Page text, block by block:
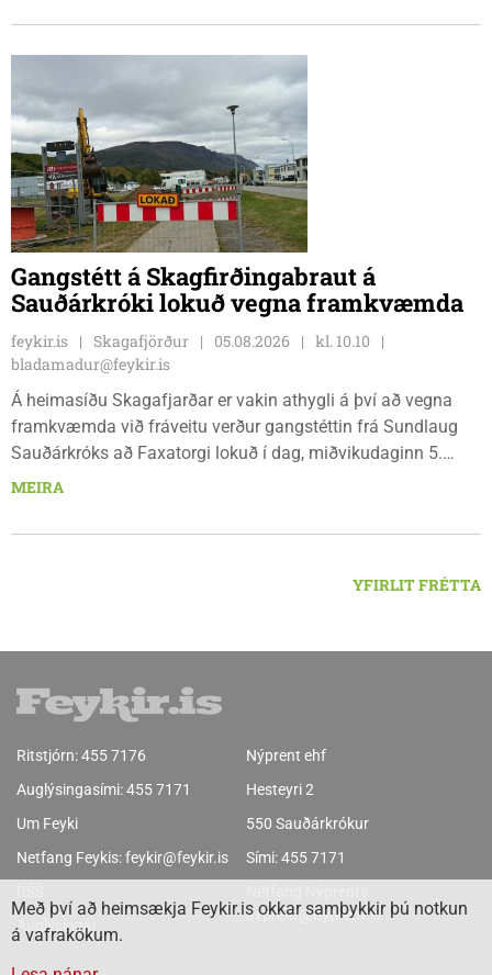
Gangstétt á Skagfirðingabraut á
Sauðárkróki lokuð vegna framkvæmda
feykir.is Skagafjörður 05.08.2026
kl. 10.10
bladamadur@feykir.is
Á heimasíðu Skagafjarðar er vakin athygli á því að vegna
framkvæmda við fráveitu verður gangstéttin frá Sundlaug
Sauðárkróks að Faxatorgi lokuð í dag, miðvikudaginn 5.
ágúst, og á morgun, fimmtudaginn 6. ágúst.
MEIRA
YFIRLIT FRÉTTA
Ritstjórn:455 7176
Auglýsingasími:455 7171
Um Feyki
Netfang Feykis:feykir@feykir.is
Auglýsingar
Nýprent ehf
Hesteyri 2
550 Sauðárkrókur
Sími:455 7171
nyprent@nyprent.is
Með því að heimsækja Feykir.is okkar samþykkir þú notkun
á vafrakökum.